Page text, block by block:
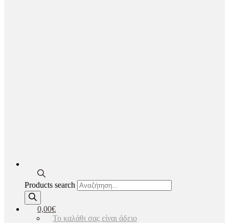
Products search
0,00€
Το καλάθι σας είναι άδειο